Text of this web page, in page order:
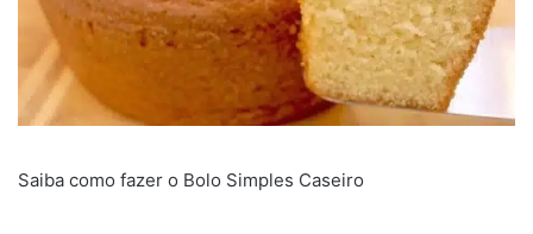
Saiba como fazer o Bolo Simples Caseiro